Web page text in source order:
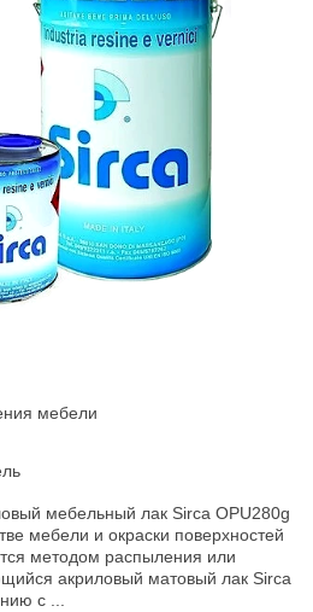
мебели
мебельный лак Sirca OPU280g
мебели и окраски поверхностей
методом распыления или
акриловый матовый лак Sirca
с ...